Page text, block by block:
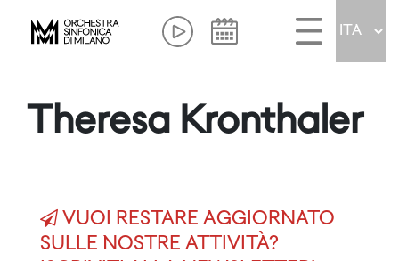
Theresa Kronthaler
VUOI RESTARE AGGIORNATO
SULLE NOSTRE ATTIVITÀ?